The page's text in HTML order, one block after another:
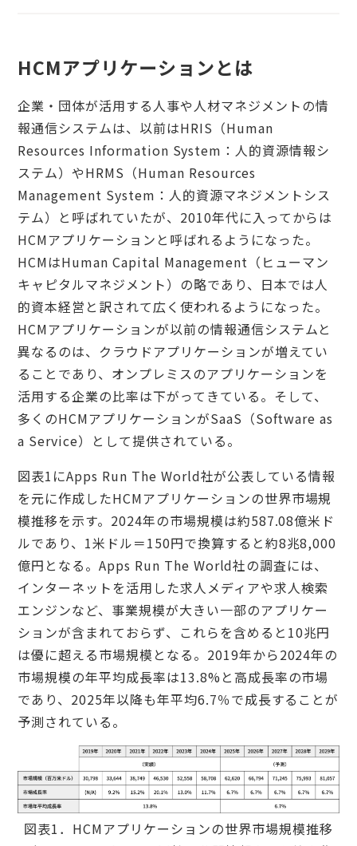
HCMアプリケーションとは
企業・団体が活用する人事や人材マネジメントの情
報通信システムは、以前はHRIS（Human
Resources Information System：人的資源情報シ
ステム）やHRMS（Human Resources
Management System：人的資源マネジメントシス
テム）と呼ばれていたが、2010年代に入ってからは
HCMアプリケーションと呼ばれるようになった。
HCMはHuman Capital Management（ヒューマン
キャピタルマネジメント）の略であり、日本では人
的資本経営と訳されて広く使われるようになった。
HCMアプリケーションが以前の情報通信システムと
異なるのは、クラウドアプリケーションが増えてい
ることであり、オンプレミスのアプリケーションを
活用する企業の比率は下がってきている。そして、
多くのHCMアプリケーションがSaaS（Software as
a Service）として提供されている。
図表1にApps Run The World社が公表している情報
を元に作成したHCMアプリケーションの世界市場規
模推移を示す。2024年の市場規模は約587.08億米ド
ルであり、1米ドル＝150円で換算すると約8兆8,000
億円となる。Apps Run The World社の調査には、
インターネットを活用した求人メディアや求人検索
エンジンなど、事業規模が大きい一部のアプリケー
ションが含まれておらず、これらを含めると10兆円
は優に超える市場規模となる。2019年から2024年の
市場規模の年平均成長率は13.8%と高成長率の市場
であり、2025年以降も年平均6.7％で成長することが
予測されている。
図表1．HCMアプリケーションの世界市場規模推移